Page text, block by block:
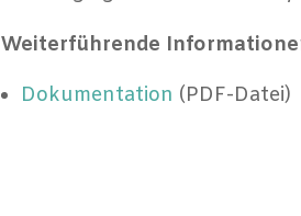
Weiterführende
Dokumentation (PDF-Datei)